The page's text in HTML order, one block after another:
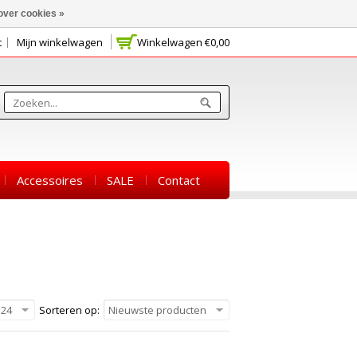
Winkelwagen €0,00
Mijn winkelwagen
Accessoires SALE Contact
Sorteren op: Nieuwste producten
24
cookies »